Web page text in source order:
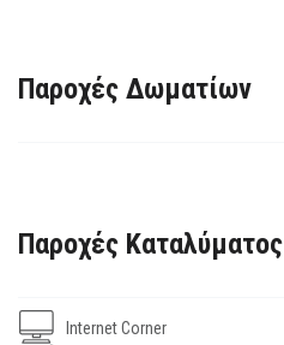
Παροχές Δωματίων
Παροχές Καταλύματος
Internet Corner